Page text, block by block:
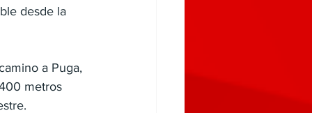
desde la
a Puga,
metros